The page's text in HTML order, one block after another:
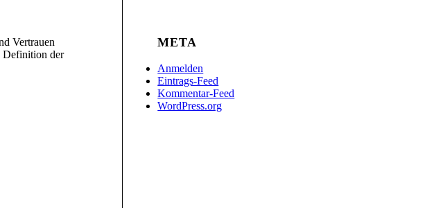
Vertrauen
Definition der
META
Anmelden
Eintrags-Feed
Kommentar-Feed
WordPress.org